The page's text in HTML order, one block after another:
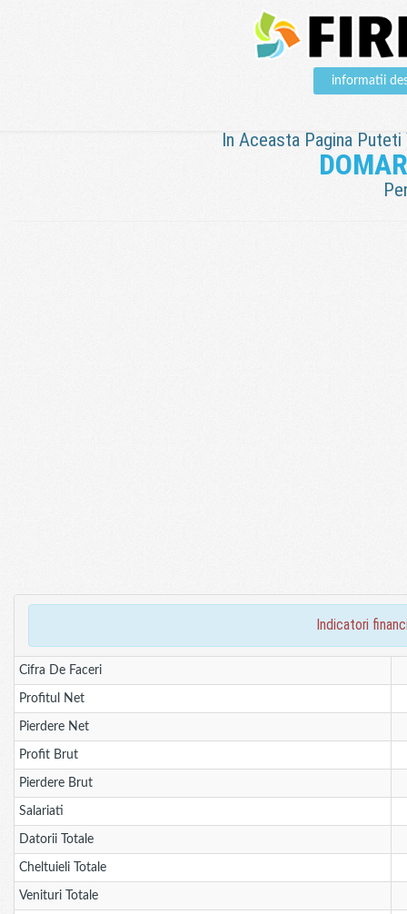
informatii
In Aceasta Pagina
indicatori
Cifra De Faceri
Profitul Net
Pierdere Net
Profit Brut
Pierdere Brut
Salariati
Datorii Totale
Cheltuieli Totale
Venituri Totale